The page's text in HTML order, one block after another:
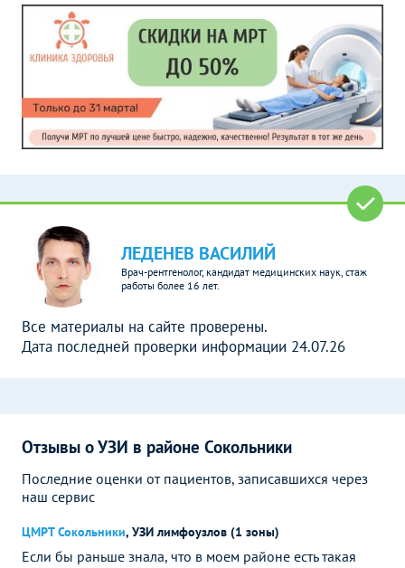
ЛЕДЕНЕВ ВАСИЛИЙ
Врач-рентгенолог, кандидат медицинских наук, стаж
работы более 16 лет.
Все материалы на сайте проверены.
Дата последней проверки информации 24.07.26
Отзывы о УЗИ в районе Сокольники
Последние оценки от пациентов, записавшихся через
наш сервис
ЦМРТ Сокольники, УЗИ лимфоузлов (1 зоны)
Если бы раньше знала, что в моем районе есть такая